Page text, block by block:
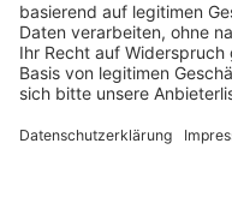
die Kommunen
Bedburg -Ukraine-
Bedburg )
Bergheim -